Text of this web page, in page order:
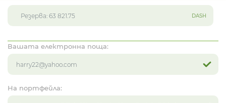
DASH
Вашата електронна поща:
На портфейла: